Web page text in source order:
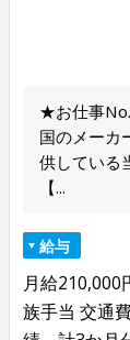
★お仕事
国のメーカ
供している
【...
給与
月給210,000
族手当 交通